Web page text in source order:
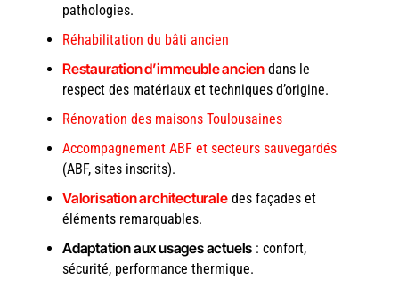
pathologies.
Réhabilitation du bâti ancien
Restauration d’immeuble ancien dans le
respect des matériaux et techniques d’origine.
Rénovation des maisons Toulousaines
Accompagnement ABF et secteurs sauvegardés
(ABF, sites inscrits).
Valorisation architecturaledes façades et
éléments remarquables.
Adaptation aux usages actuels : confort,
sécurité, performance thermique.